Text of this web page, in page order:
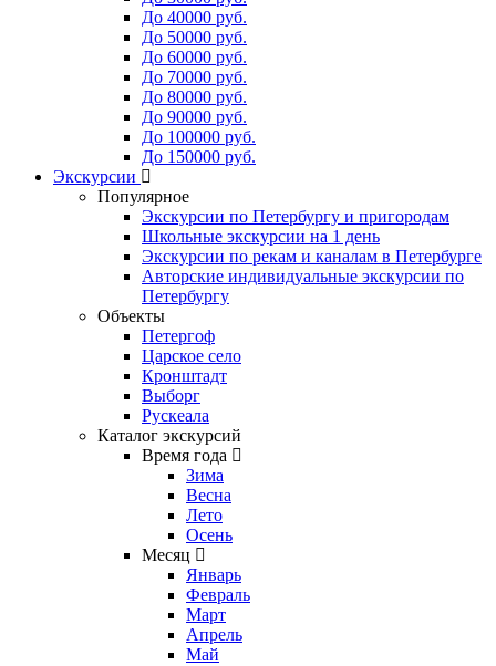
До 40000 руб.
До 50000 руб.
До 60000 руб.
До 70000 руб.
До 80000 руб.
До 90000 руб.
До 100000 руб.
До 150000 руб.
Экскурсии
Популярное
Экскурсии по Петербургу и пригородам
Школьные экскурсии на 1 день
Экскурсии по рекам и каналам в Петербурге
Авторские индивидуальные экскурсии по
Петербургу
Объекты
Петергоф
Царское село
Кронштадт
Выборг
Рускеала
Каталог экскурсий
Время года
Зима
Весна
Лето
Осень
Месяц
Январь
Февраль
Март
Апрель
Май